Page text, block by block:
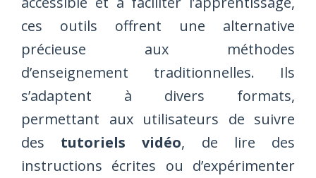
ces outils offrent une alternative
précieuse aux méthodes
d’enseignement traditionnelles. Ils
s’adaptent à divers formats,
permettant aux utilisateurs de suivre
des tutoriels vidéo, de lire des
instructions écrites ou d’expérimenter